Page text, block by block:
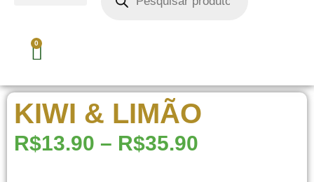
0
KIWI & LIMÃO
R$13.90 – R$35.90